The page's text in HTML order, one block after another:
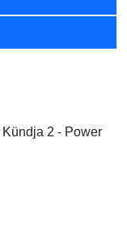
2 - Power